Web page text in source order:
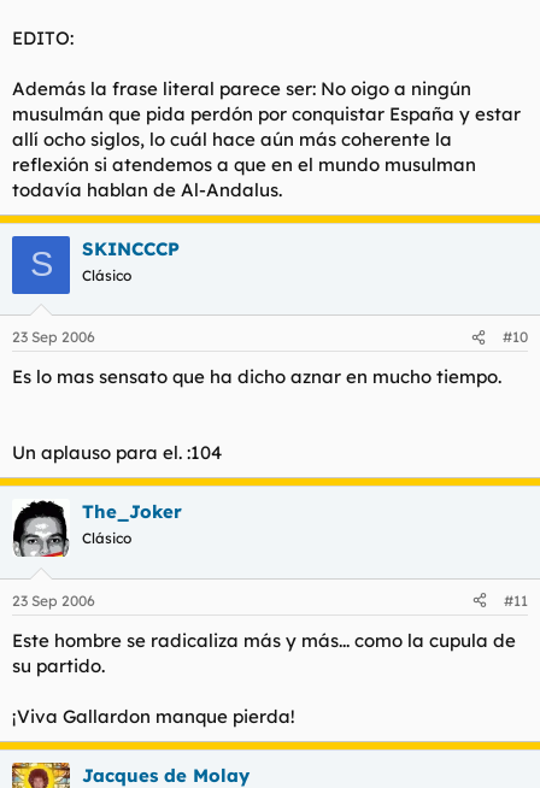
EDITO:
Además la frase literal parece ser: No oigo a ningún
musulmán que pida perdón por conquistar España y estar
allí ocho siglos, lo cuál hace aún más coherente la
reflexión si atendemos a que en el mundo musulman
todavía hablan de Al-Andalus.
S SKINCCCP
Clásico
23 Sep 2006 #10
Es lo mas sensato que ha dicho aznar en mucho tiempo.
Un aplauso para el. :104
The_Joker
Clásico
23 Sep 2006 #11
Este hombre se radicaliza más y más... como la cupula de
su partido.
¡Viva Gallardon manque pierda!
Jacques de Molay